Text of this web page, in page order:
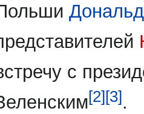
с
[2][3].